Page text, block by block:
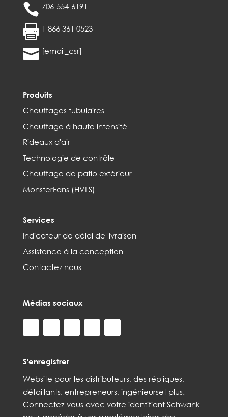
 706-554-6191
 1 866 361 0523
 [email_csr]
Produits
Chauffages tubulaires
Chauffage à haute intensité
Rideaux d'air
Technologie de contrôle
Chauffage de patio extérieur
MonsterFans (HVLS)
Services
Indicateur de délai de livraison
Assistance à la conception
Contactez nous
Médias sociaux
S'enregistrer
Website pour les distributeurs, des répliques,
détaillants, entrepreneurs, ingénieurset plus.
Connectez-vous avec votre identifiant Schwank